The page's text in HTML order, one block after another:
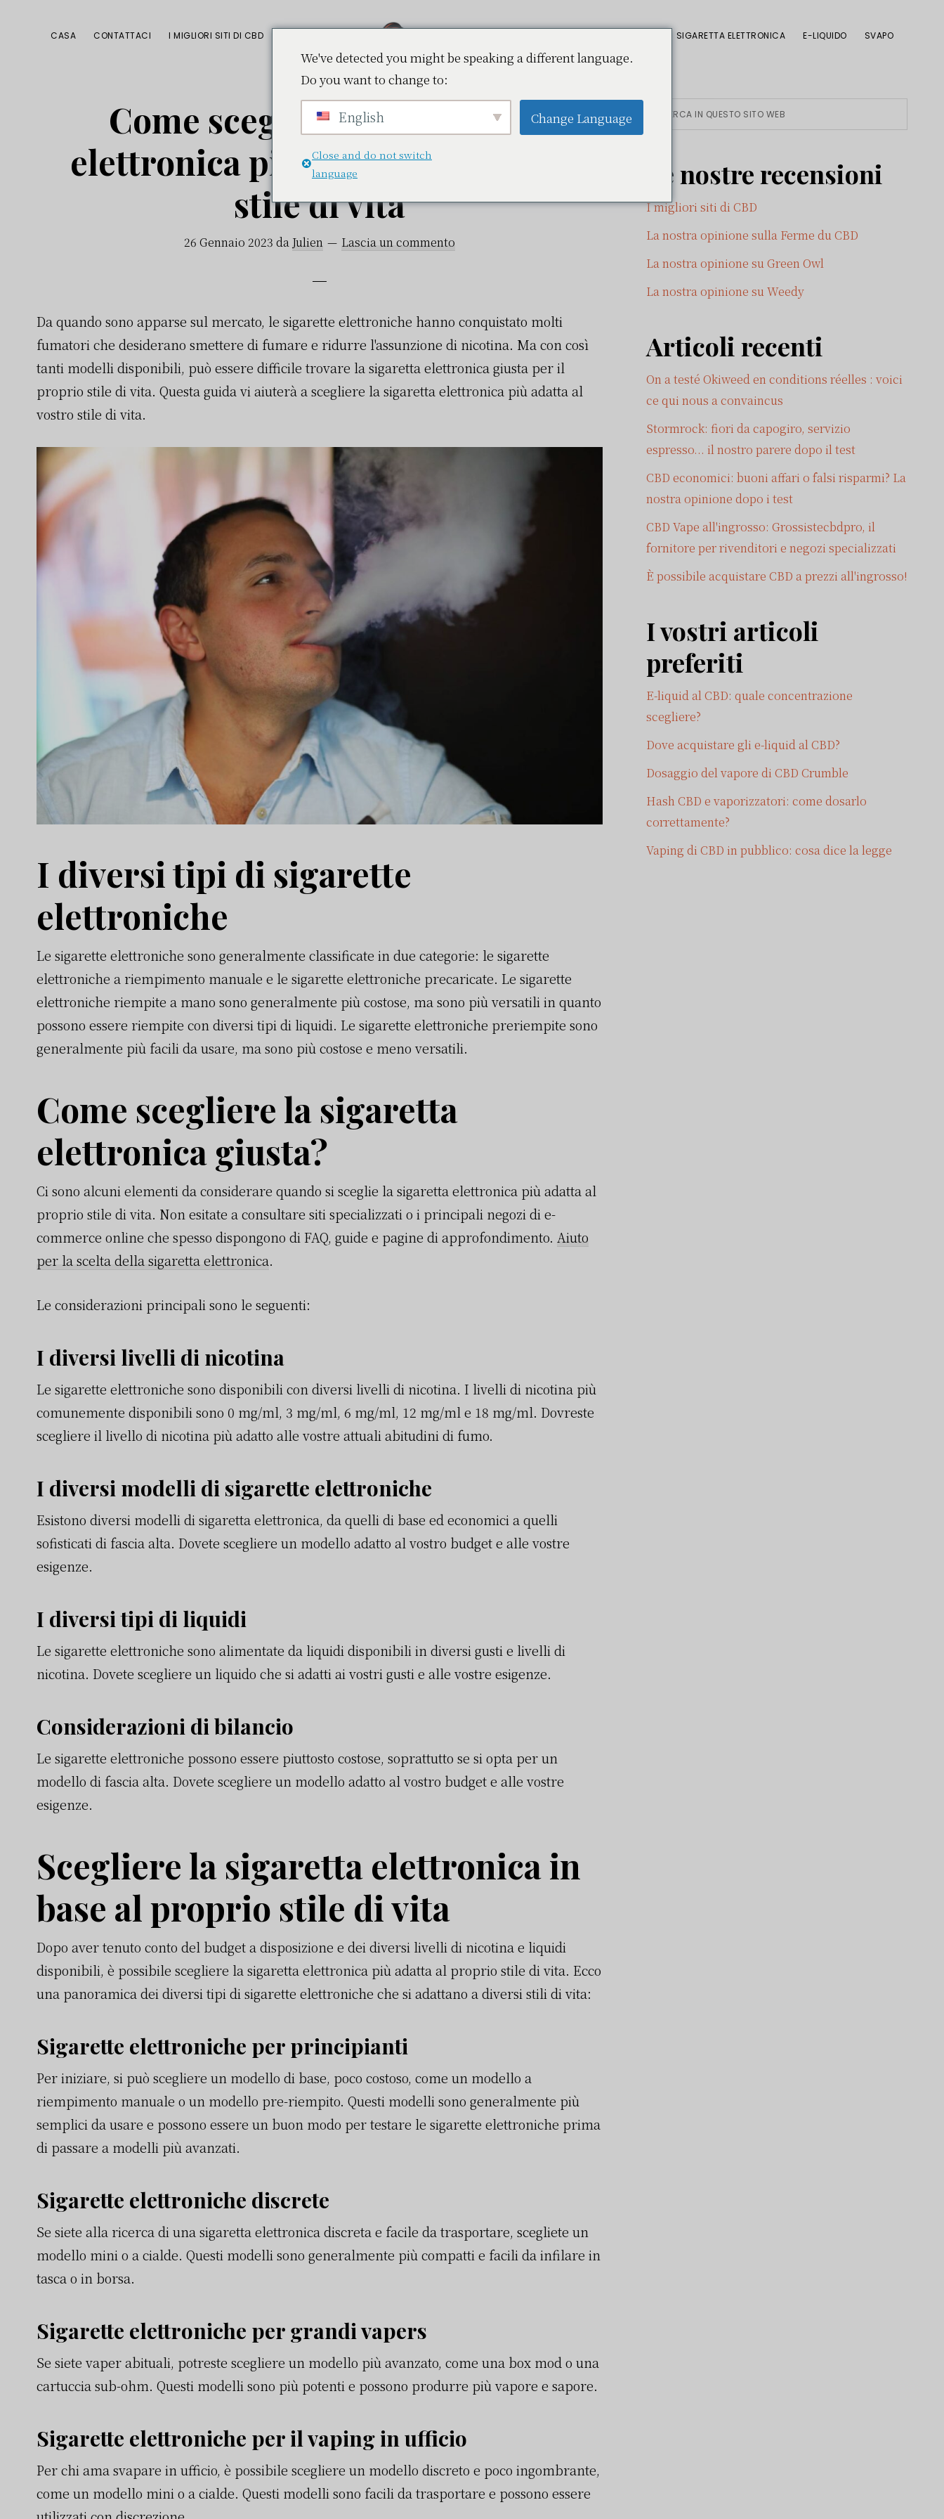
CASA CONTATTACI I MIGLIORI SITI DI CBD
Vapokaz.com
SIGARETTA ELETTRONICA E-LIQUIDO SVAPO
Come scegliere la sigaretta
elettronica più adatta al proprio
stile di vita
26 Gennaio 2023 da Julien Lascia un commento
Da quando sono apparse sul mercato, le sigarette elettroniche hanno conquistato molti
fumatori che desiderano smettere di fumare e ridurre l'assunzione di nicotina. Ma con così
tanti modelli disponibili, può essere difficile trovare la sigaretta elettronica giusta per il
proprio stile di vita. Questa guida vi aiuterà a scegliere la sigaretta elettronica più adatta al
vostro stile di vita.
I diversi tipi di sigarette
elettroniche
Le sigarette elettroniche sono generalmente classificate in due categorie: le sigarette
elettroniche a riempimento manuale e le sigarette elettroniche precaricate. Le sigarette
elettroniche riempite a mano sono generalmente più costose, ma sono più versatili in quanto
possono essere riempite con diversi tipi di liquidi. Le sigarette elettroniche preriempite sono
generalmente più facili da usare, ma sono più costose e meno versatili.
Come scegliere la sigaretta
elettronica giusta?
Ci sono alcuni elementi da considerare quando si sceglie la sigaretta elettronica più adatta al
proprio stile di vita. Non esitate a consultare siti specializzati o i principali negozi di e-
commerce online che spesso dispongono di FAQ, guide e pagine di approfondimento. Aiuto
per la scelta della sigaretta elettronica.
Le considerazioni principali sono le seguenti:
I diversi livelli di nicotina
Le sigarette elettroniche sono disponibili con diversi livelli di nicotina. I livelli di nicotina più
comunemente disponibili sono 0 mg/ml, 3 mg/ml, 6 mg/ml, 12 mg/ml e 18 mg/ml. Dovreste
scegliere il livello di nicotina più adatto alle vostre attuali abitudini di fumo.
I diversi modelli di sigarette elettroniche
Esistono diversi modelli di sigaretta elettronica, da quelli di base ed economici a quelli
sofisticati di fascia alta. Dovete scegliere un modello adatto al vostro budget e alle vostre
esigenze.
I diversi tipi di liquidi
Le sigarette elettroniche sono alimentate da liquidi disponibili in diversi gusti e livelli di
nicotina. Dovete scegliere un liquido che si adatti ai vostri gusti e alle vostre esigenze.
Considerazioni di bilancio
Le sigarette elettroniche possono essere piuttosto costose, soprattutto se si opta per un
modello di fascia alta. Dovete scegliere un modello adatto al vostro budget e alle vostre
esigenze.
Scegliere la sigaretta elettronica in
base al proprio stile di vita
Dopo aver tenuto conto del budget a disposizione e dei diversi livelli di nicotina e liquidi
disponibili, è possibile scegliere la sigaretta elettronica più adatta al proprio stile di vita. Ecco
una panoramica dei diversi tipi di sigarette elettroniche che si adattano a diversi stili di vita:
Sigarette elettroniche per principianti
Per iniziare, si può scegliere un modello di base, poco costoso, come un modello a
riempimento manuale o un modello pre-riempito. Questi modelli sono generalmente più
semplici da usare e possono essere un buon modo per testare le sigarette elettroniche prima
di passare a modelli più avanzati.
Sigarette elettroniche discrete
Se siete alla ricerca di una sigaretta elettronica discreta e facile da trasportare, scegliete un
modello mini o a cialde. Questi modelli sono generalmente più compatti e facili da infilare in
tasca o in borsa.
Sigarette elettroniche per grandi vapers
Se siete vaper abituali, potreste scegliere un modello più avanzato, come una box mod o una
cartuccia sub-ohm. Questi modelli sono più potenti e possono produrre più vapore e sapore.
Sigarette elettroniche per il vaping in ufficio
Per chi ama svapare in ufficio, è possibile scegliere un modello discreto e poco ingombrante,
come un modello mini o a cialde. Questi modelli sono facili da trasportare e possono essere
Barra
laterale
primaria
Cerca
Le nostre recensioni
I migliori siti di CBD
La nostra opinione sulla Ferme du CBD
La nostra opinione su Green Owl
La nostra opinione su Weedy
Articoli recenti
On a testé Okiweed en conditions réelles : voici
ce qui nous a convaincus
Stormrock: fiori da capogiro, servizio
espresso... il nostro parere dopo il test
CBD economici: buoni affari o falsi risparmi? La
nostra opinione dopo i test
CBD Vape all'ingrosso: Grossistecbdpro, il
fornitore per rivenditori e negozi specializzati
È possibile acquistare CBD a prezzi all'ingrosso!
I vostri articoli
preferiti
E-liquid al CBD: quale concentrazione
scegliere?
Dove acquistare gli e-liquid al CBD?
Dosaggio del vapore di CBD Crumble
Hash CBD e vaporizzatori: come dosarlo
correttamente?
Vaping di CBD in pubblico: cosa dice la legge
We've detected you might be speaking a different language.
Do you want to change to:
English Change Language
Close and do not switch
language